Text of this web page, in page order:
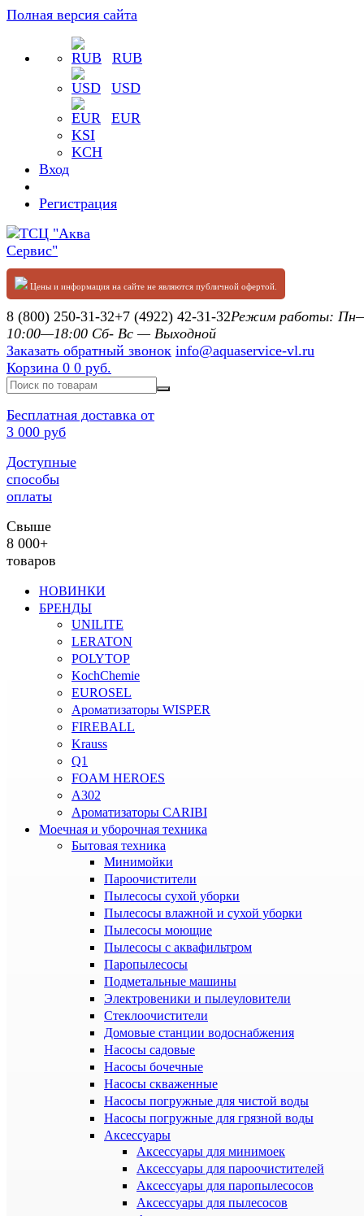
Полная версия сайта
RUB
USD
EUR
KSI
KCH
Вход
Регистрация
Цены и информация на сайте не являются публичной офертой.
8 (800) 250-31-32+7 (4922) 42-31-32Режим работы:
10:00—18:00 Сб- Вс — Выходной
Заказать обратный звонок info@aquaservice-vl.ru
Корзина 0 0 руб.
Бесплатная доставка от
3 000 руб
Доступные
способы
оплаты
Свыше
8 000+
товаров
НОВИНКИ
БРЕНДЫ
UNILITE
LERATON
POLYTOP
KochChemie
EUROSEL
Ароматизаторы WISPER
FIREBALL
Krauss
Q1
FOAM HEROES
A302
Ароматизаторы CARIBI
Моечная и уборочная техника
Бытовая техника
Минимойки
Пароочистители
Пылесосы сухой уборки
Пылесосы влажной и сухой уборки
Пылесосы моющие
Пылесосы с аквафильтром
Паропылесосы
Подметальные машины
Электровеники и пылеуловители
Стеклоочистители
Домовые станции водоснабжения
Насосы садовые
Насосы бочечные
Насосы скваженные
Насосы погружные для чистой воды
Насосы погружные для грязной воды
Аксессуары
Аксессуары для минимоек
Аксессуары для пароочистителей
Аксессуары для паропылесосов
Аксессуары для пылесосов